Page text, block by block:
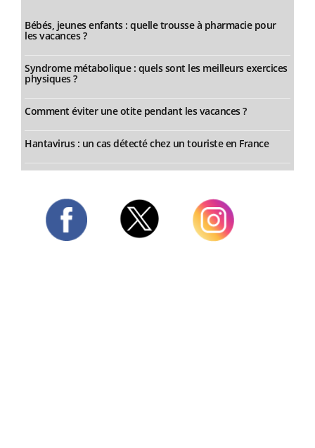
Bébés, jeunes enfants : quelle trousse à pharmacie pour
les vacances ?
Syndrome métabolique : quels sont les meilleurs exercices
physiques ?
Comment éviter une otite pendant les vacances ?
Hantavirus : un cas détecté chez un touriste en France